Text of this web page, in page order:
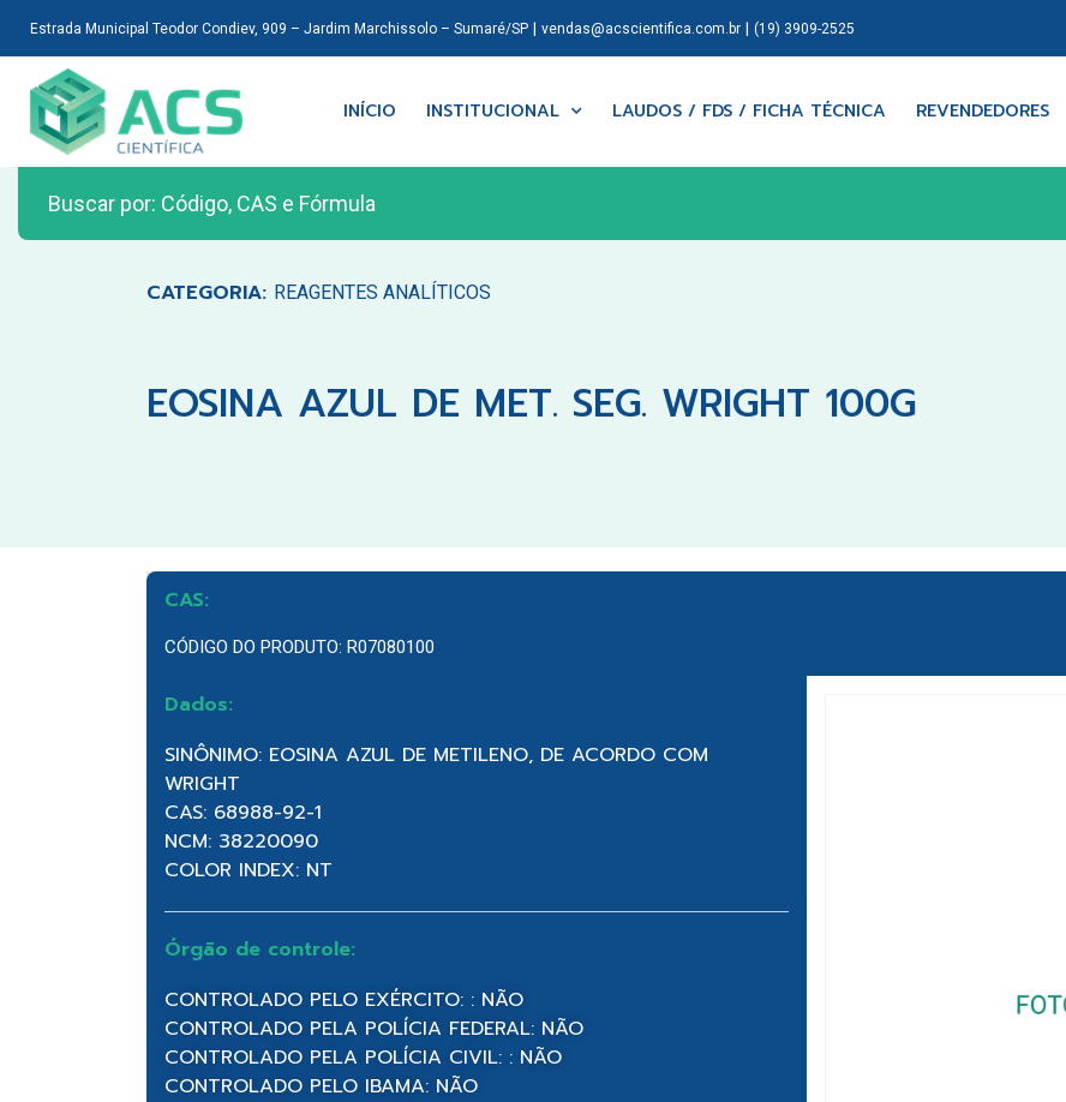
Estrada Municipal Teodor Condiev, 909 – Jardim Marchissolo – Sumaré/SP| vendas@acscientifica.com.br| (19) 3909-2525
INÍCIO INSTITUCIONAL LAUDOS / FDS / FICHA TÉCNICA REVENDEDORES
CATEGORIA: REAGENTES ANALÍTICOS
EOSINA AZUL DE MET. SEG. WRIGHT 100G
CAS:
CÓDIGO DO PRODUTO: R07080100
Dados:
SINÔNIMO: EOSINA AZUL DE METILENO, DE ACORDO COM
WRIGHT
CAS: 68988-92-1
NCM: 38220090
COLOR INDEX: NT
Órgão de controle:
CONTROLADO PELO EXÉRCITO: : NÃO
CONTROLADO PELA POLÍCIA FEDERAL: NÃO
CONTROLADO PELA POLÍCIA CIVIL: : NÃO
CONTROLADO PELO IBAMA: NÃO